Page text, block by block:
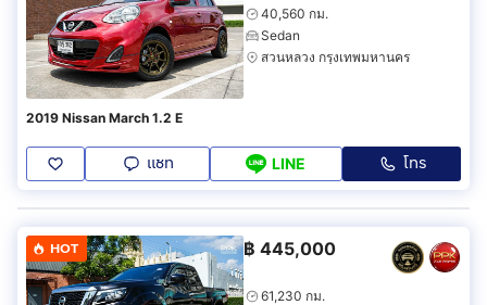
40,560 กม.
Sedan
สวนหลวง กรุงเทพมหานคร
2019 Nissan March 1.2 E
แชท LINE โทร
HOT ฿ 445,000
61,230 กม.